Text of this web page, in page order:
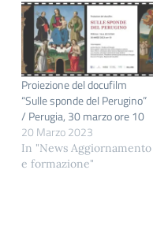
Proiezione del docufilm
“Sulle sponde del Perugino”
/ Perugia, 30 marzo ore 10
20 Marzo 2023
In "News Aggiornamento
e formazione"